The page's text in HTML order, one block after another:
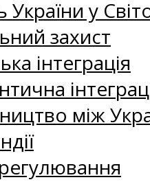
України у
захист
інтеграція
між